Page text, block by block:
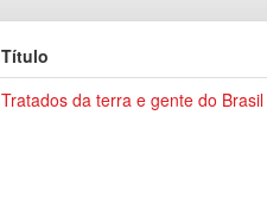
Título
Tratados da terra e gente do Brasil